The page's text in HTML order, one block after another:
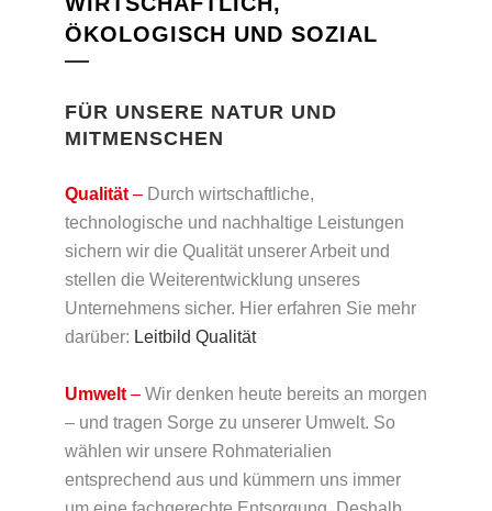
ÖKOLOGISCH UND SOZIAL
FÜR UNSERE NATUR UND
MITMENSCHEN
Qualität – Durch wirtschaftliche,
technologische und nachhaltige Leistungen
sichern wir die Qualität unserer Arbeit und
stellen die Weiterentwicklung unseres
Unternehmens sicher. Hier erfahren Sie mehr
darüber: Leitbild Qualität
Umwelt – Wir denken heute bereits an morgen
– und tragen Sorge zu unserer Umwelt. So
wählen wir unsere Rohmaterialien
entsprechend aus und kümmern uns immer